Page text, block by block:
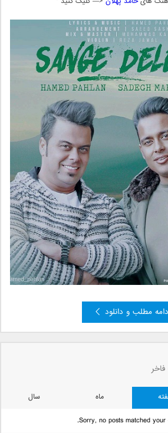
مطلب و دانلود
ماه
سال
Sorry, no posts matched your